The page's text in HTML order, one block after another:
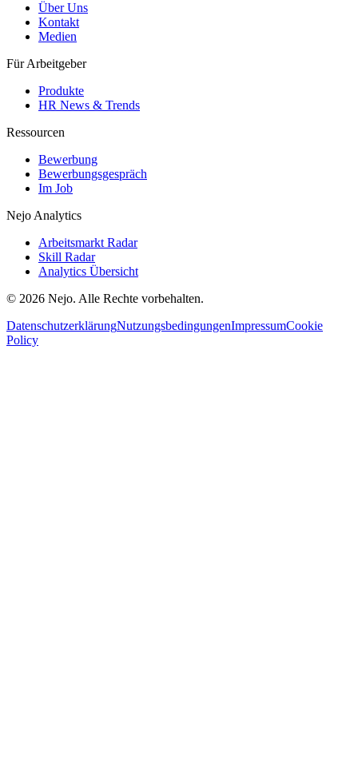
Über Uns
Kontakt
Medien
Für Arbeitgeber
Produkte
HR News & Trends
Ressourcen
Bewerbung
Bewerbungsgespräch
Im Job
Nejo Analytics
Arbeitsmarkt Radar
Skill Radar
Analytics Übersicht
© 2026 Nejo. Alle Rechte vorbehalten.
DatenschutzerklärungNutzungsbedingungenImpressumCookie
Policy